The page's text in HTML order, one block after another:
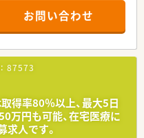
。
営している会社です。
指して地域密着型の運営を行
お問い合わせ
87573
得率80％以上、最大5日
万円も可能、在宅医療に
人です。